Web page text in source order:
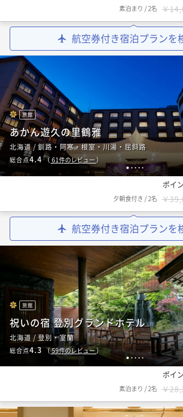
素泊まり /2名 ￥
航空券付き宿泊プランを
1 2 34 5
旅館
あかん遊久の里鶴雅
北海道 / 釧路・阿寒・根室・川湯・屈斜路
総合点4.4（ 61件のレビュー）
ポイ
夕朝食付き /2名 ￥
航空券付き宿泊プランを
1 2345
旅館
祝いの宿 登別グランドホテル
北海道 / 登別・室蘭
総合点4.3（59件のレビュー）
ポイ
素泊まり /2名 ￥